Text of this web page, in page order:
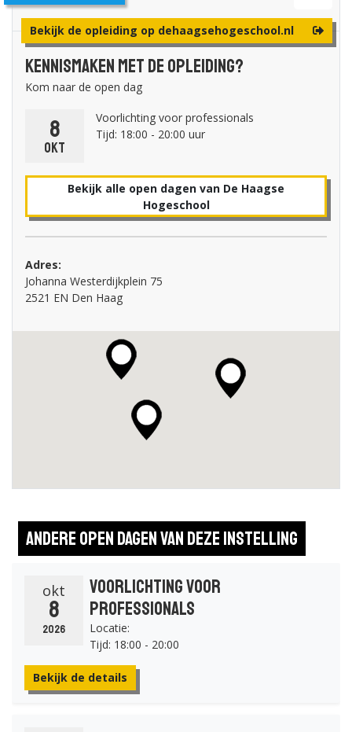
Bekijk de opleiding op dehaagsehogeschool.nl
Kennismaken met de opleiding?
Kom naar de open dag
8
okt
Voorlichting voor professionals
Tijd: 18:00 - 20:00 uur
Bekijk alle open dagen van De Haagse
Hogeschool
Adres:
Johanna Westerdijkplein 75
2521 EN Den Haag
Andere open dagen van deze instelling
okt
8
2026
Voorlichting voor
professionals
Locatie:
Tijd: 18:00 - 20:00
Bekijk de details